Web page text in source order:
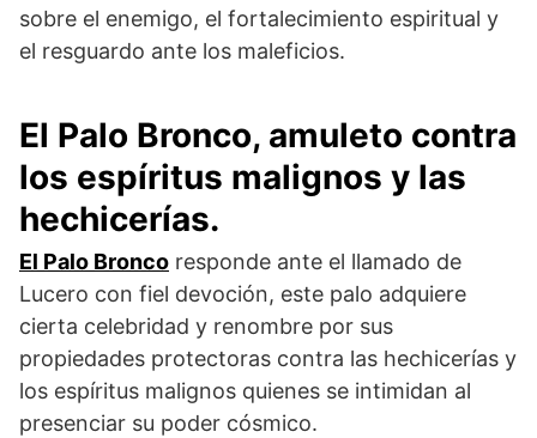
sobre el enemigo, el fortalecimiento espiritual y
el resguardo ante los maleficios.
El Palo Bronco, amuleto contra
los espíritus malignos y las
hechicerías.
El Palo Bronco responde ante el llamado de
Lucero con fiel devoción, este palo adquiere
cierta celebridad y renombre por sus
propiedades protectoras contra las hechicerías y
los espíritus malignos quienes se intimidan al
presenciar su poder cósmico.